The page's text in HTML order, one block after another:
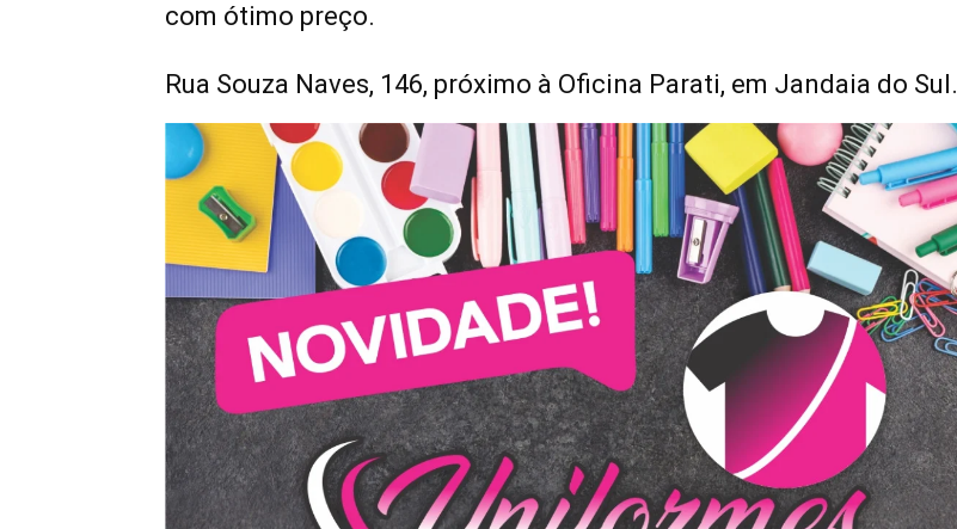
com ótimo preço.
Rua Souza Naves, 146, próximo à Oficina Parati, em Jandaia do Sul.